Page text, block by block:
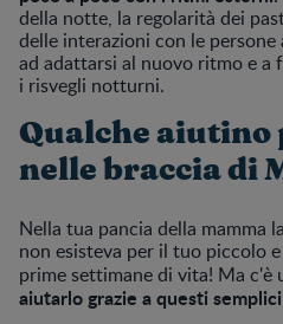
della notte, la regolarità dei
delle interazioni con le
ad adattarsi al nuovo ritmo e a
i risvegli notturni.
Qualche aiutino
nelle braccia di
Nella tua pancia della mamma
non esisteva per il tuo piccolo
prime settimane di vita! Ma c'è
aiutarlo grazie a questi